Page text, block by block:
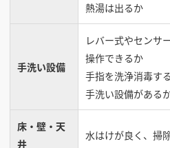
熱湯は出るか
手洗い設備
レバー式やセンサ
操作できるか
手指を洗浄消毒す
手洗い設備がある
床・壁・天
井
水はけが良く、掃